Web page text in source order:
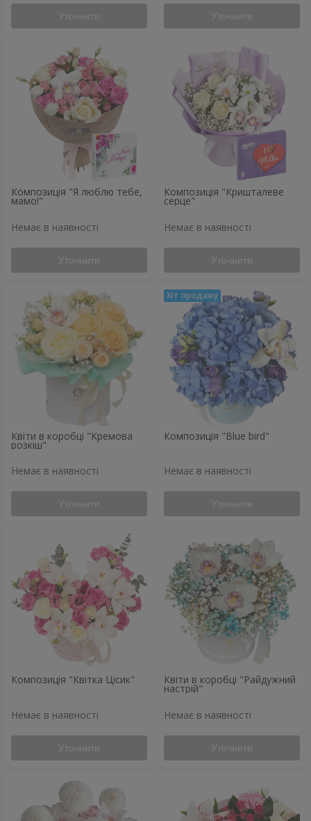
Уточнити Уточнити
Композиція "Я люблю тебе,
мамо!"
Немає в наявності
Уточнити
Композиція "Кришталеве
серце"
Немає в наявності
Уточнити
Квіти в коробці "Кремова
розкіш"
Немає в наявності
Уточнити
Композиція "Blue bird"
Немає в наявності
Уточнити
Композиція "Квітка Цісик"
Немає в наявності
Уточнити
Квіти в коробці "Райдужний
настрій"
Немає в наявності
Уточнити